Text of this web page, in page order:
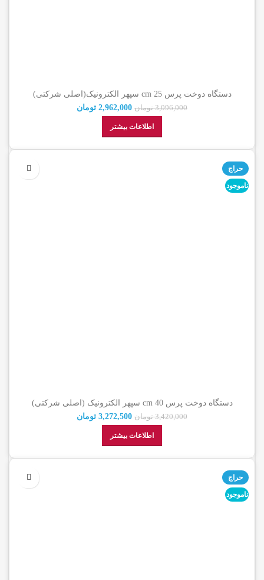
دستگاه دوخت پرس 25 cm سپهر الکترونیک(اصلی شرکتی)
3,096,000 تومان 2,962,000 تومان
اطلاعات بیشتر
حراج
ناموجود
دستگاه دوخت پرس 40 cm سپهر الکترونیک (اصلی شرکتی)
3,420,000 تومان 3,272,500 تومان
اطلاعات بیشتر
حراج
ناموجود